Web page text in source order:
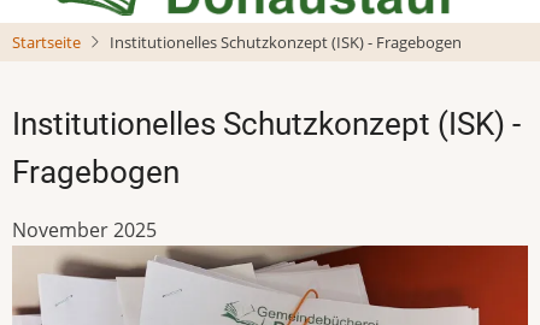
Startseite Institutionelles Schutzkonzept (ISK) - Fragebogen
Institutionelles Schutzkonzept (ISK) -
Fragebogen
November 2025